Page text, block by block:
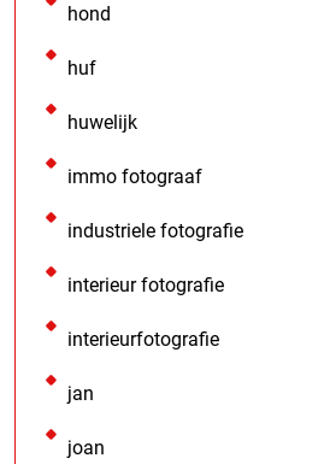
hond
huf
huwelijk
immo fotograaf
industriele fotografie
interieur fotografie
interieurfotografie
jan
joan